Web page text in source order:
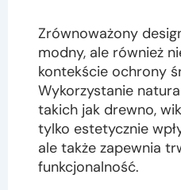
Zrównoważony
modny, ale również
kontekście ochrony
Wykorzystanie
takich jak drewno,
tylko estetycznie
ale także zapewnia
funkcjonalność.